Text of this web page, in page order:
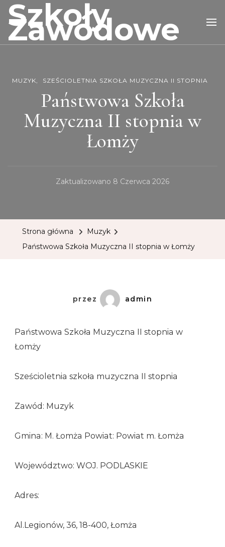
Szkoły
Zawodowe
MUZYK SZEŚCIOLETNIA SZKOŁA MUZYCZNA II STOPNIA
Państwowa Szkoła
Muzyczna II stopnia w
Łomży
Zaktualizowano 8 Czerwca 2026
Strona główna
Muzyk
Państwowa Szkoła Muzyczna II stopnia w Łomży
przez admin
Państwowa Szkoła Muzyczna II stopnia w
Łomży
Sześcioletnia szkoła muzyczna II stopnia
Zawód: Muzyk
Gmina: M. Łomża Powiat: Powiat m. Łomża
Województwo: WOJ. PODLASKIE
Adres:
Al.Legionów, 36, 18-400, Łomża